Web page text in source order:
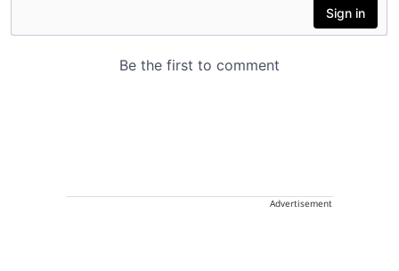
Advertisement